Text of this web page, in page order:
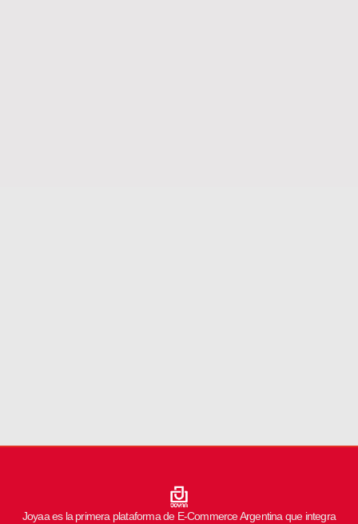
Joyaa es la primera plataforma de E-Commerce Argentina que integra